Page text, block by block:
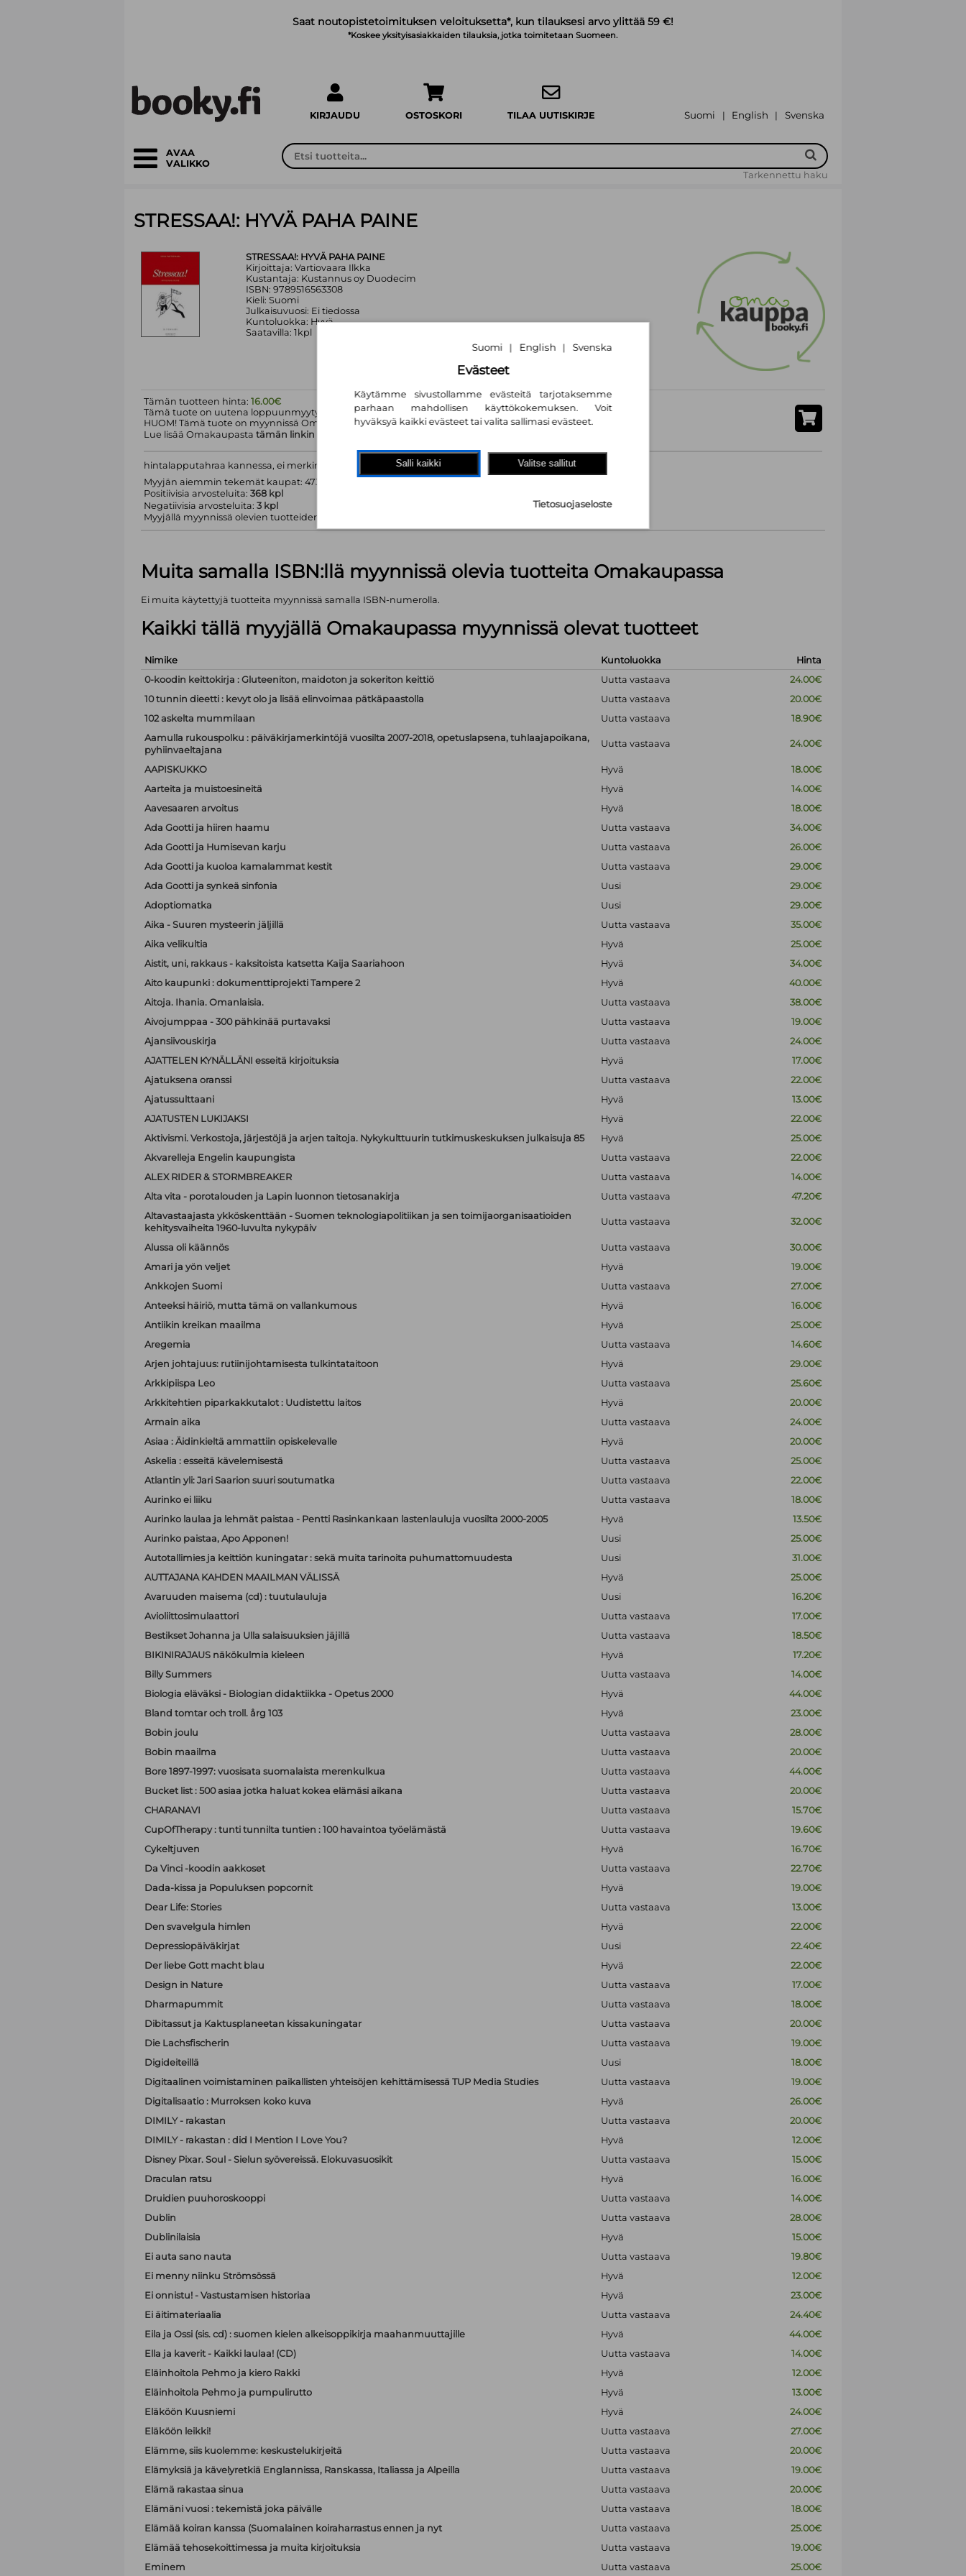
Saat noutopistetoimituksen veloituksetta*, kun tilauksesi arvo ylittää 59 €!
*Koskee yksityisasiakkaiden tilauksia, jotka toimitetaan Suomeen.
KIRJAUDU OSTOSKORI TILAA UUTISKIRJE Suomi | English | Svenska
AVAA
VALIKKO
Tarkennettu haku
STRESSAA!: HYVÄ PAHA PAINE
STRESSAA!: HYVÄ PAHA PAINE
Kirjoittaja: Vartiovaara Ilkka
Kustantaja: Kustannus oy Duodecim
ISBN: 9789516563308
Kieli: Suomi
Julkaisuvuosi: Ei tiedossa
Kuntoluokka: Hyvä
Saatavilla: 1kpl
Tämän tuotteen hinta: 16.00€
Tämä tuote on uutena loppuunmyyty.
HUOM! Tämä tuote on myynnissä Omakaupassa
Lue lisää Omakaupasta tämän linkin
hintalapputahraa kannessa, ei merkintöjä
Myyjän aiemmin tekemät kaupat: 473 kpl
Positiivisia arvosteluita: 368 kpl
Negatiivisia arvosteluita: 3 kpl
Myyjällä myynnissä olevien tuotteiden määrä (kts. alla): 923 kpl
Muita samalla ISBN:llä myynnissä olevia tuotteita Omakaupassa
Ei muita käytettyjä tuotteita myynnissä samalla ISBN-numerolla.
Kaikki tällä myyjällä Omakaupassa myynnissä olevat tuotteet
Nimike Kuntoluokka
Hinta
0-koodin keittokirja : Gluteeniton, maidoton ja sokeriton keittiö
Uutta vastaava
24.00€
10 tunnin dieetti : kevyt olo ja lisää elinvoimaa pätkäpaastolla
Uutta vastaava
20.00€
102 askelta mummilaan
Uutta vastaava
18.90€
Aamulla rukouspolku : päiväkirjamerkintöjä vuosilta 2007-2018, opetuslapsena, tuhlaajapoikana,
pyhiinvaeltajana
Uutta vastaava 24.00€
AAPISKUKKO Hyvä
18.00€
Aarteita ja muistoesineitä
Hyvä
14.00€
Aavesaaren arvoitus
Hyvä
18.00€
Ada Gootti ja hiiren haamu
Uutta vastaava
34.00€
Ada Gootti ja Humisevan karju
Uutta vastaava
26.00€
Ada Gootti ja kuoloa kamalammat kestit
Uutta vastaava
29.00€
Ada Gootti ja synkeä sinfonia
Uusi
29.00€
Adoptiomatka
Uusi
29.00€
Aika - Suuren mysteerin jäljillä
Uutta vastaava
35.00€
Aika velikultia
Hyvä
25.00€
Aistit, uni, rakkaus - kaksitoista katsetta Kaija Saariahoon
Hyvä
34.00€
Aito kaupunki : dokumenttiprojekti Tampere 2
Hyvä
40.00€
Aitoja. Ihania. Omanlaisia.
Uutta vastaava
38.00€
Aivojumppaa - 300 pähkinää purtavaksi
Uutta vastaava
19.00€
Ajansiivouskirja
Uutta vastaava
24.00€
AJATTELEN KYNÄLLÄNI esseitä kirjoituksia
Hyvä
17.00€
Ajatuksena oranssi
Uutta vastaava
22.00€
Ajatussulttaani
Hyvä
13.00€
AJATUSTEN LUKIJAKSI
Hyvä
22.00€
Aktivismi. Verkostoja, järjestöjä ja arjen taitoja. Nykykulttuurin tutkimuskeskuksen julkaisuja 85
Hyvä
25.00€
Akvarelleja Engelin kaupungista
Uutta vastaava
22.00€
ALEX RIDER & STORMBREAKER
Uutta vastaava
14.00€
Alta vita - porotalouden ja Lapin luonnon tietosanakirja
Uutta vastaava
47.20€
Altavastaajasta ykköskenttään - Suomen teknologiapolitiikan ja sen toimijaorganisaatioiden
kehitysvaiheita 1960-luvulta nykypäiv
Uutta vastaava 32.00€
Alussa oli käännös Uutta vastaava
30.00€
Amari ja yön veljet
Hyvä
19.00€
Ankkojen Suomi
Uutta vastaava
27.00€
Anteeksi häiriö, mutta tämä on vallankumous
Hyvä
16.00€
Antiikin kreikan maailma
Hyvä
25.00€
Aregemia
Uutta vastaava
14.60€
Arjen johtajuus: rutiinijohtamisesta tulkintataitoon
Hyvä
29.00€
Arkkipiispa Leo
Uutta vastaava
25.60€
Arkkitehtien piparkakkutalot : Uudistettu laitos
Hyvä
20.00€
Armain aika
Uutta vastaava
24.00€
Asiaa : Äidinkieltä ammattiin opiskelevalle
Hyvä
20.00€
Askelia : esseitä kävelemisestä
Uutta vastaava
25.00€
Atlantin yli: Jari Saarion suuri soutumatka
Uutta vastaava
22.00€
Aurinko ei liiku
Uutta vastaava
18.00€
Aurinko laulaa ja lehmät paistaa - Pentti Rasinkankaan lastenlauluja vuosilta 2000-2005
Hyvä
13.50€
Aurinko paistaa, Apo Apponen!
Uusi
25.00€
Autotallimies ja keittiön kuningatar : sekä muita tarinoita puhumattomuudesta
Uusi
31.00€
AUTTAJANA KAHDEN MAAILMAN VÄLISSÄ
Hyvä
25.00€
Avaruuden maisema (cd) : tuutulauluja
Uusi
16.20€
Avioliittosimulaattori
Uutta vastaava
17.00€
Bestikset Johanna ja Ulla salaisuuksien jäjillä
Uutta vastaava
18.50€
BIKINIRAJAUS näkökulmia kieleen
Hyvä
17.20€
Billy Summers
Uutta vastaava
14.00€
Biologia eläväksi - Biologian didaktiikka - Opetus 2000
Hyvä
44.00€
Bland tomtar och troll. årg 103
Hyvä
23.00€
Bobin joulu
Uutta vastaava
28.00€
Bobin maailma
Uutta vastaava
20.00€
Bore 1897-1997: vuosisata suomalaista merenkulkua
Uutta vastaava
44.00€
Bucket list : 500 asiaa jotka haluat kokea elämäsi aikana
Uutta vastaava
20.00€
CHARANAVI
Uutta vastaava
15.70€
CupOfTherapy : tunti tunnilta tuntien : 100 havaintoa työelämästä
Uutta vastaava
19.60€
Cykeltjuven
Hyvä
16.70€
Da Vinci -koodin aakkoset
Uutta vastaava
22.70€
Dada-kissa ja Populuksen popcornit
Hyvä
19.00€
Dear Life: Stories
Uutta vastaava
13.00€
Den svavelgula himlen
Hyvä
22.00€
Depressiopäiväkirjat
Uusi
22.40€
Der liebe Gott macht blau
Hyvä
22.00€
Design in Nature
Uutta vastaava
17.00€
Dharmapummit
Uutta vastaava
18.00€
Dibitassut ja Kaktusplaneetan kissakuningatar
Uutta vastaava
20.00€
Die Lachsfischerin
Uutta vastaava
19.00€
Digideiteillä
Uusi
18.00€
Digitaalinen voimistaminen paikallisten yhteisöjen kehittämisessä TUP Media Studies
Uutta vastaava
19.00€
Digitalisaatio : Murroksen koko kuva
Hyvä
26.00€
DIMILY - rakastan
Uutta vastaava
20.00€
DIMILY - rakastan : did I Mention I Love You?
Hyvä
12.00€
Disney Pixar. Soul - Sielun syövereissä. Elokuvasuosikit
Uutta vastaava
15.00€
Draculan ratsu
Hyvä
16.00€
Druidien puuhoroskooppi
Uutta vastaava
14.00€
Dublin
Uutta vastaava
28.00€
Dublinilaisia
Hyvä
15.00€
Ei auta sano nauta
Uutta vastaava
19.80€
Ei menny niinku Strömsössä
Hyvä
12.00€
Ei onnistu! - Vastustamisen historiaa
Hyvä
23.00€
Ei äitimateriaalia
Uutta vastaava
24.40€
Eila ja Ossi (sis. cd) : suomen kielen alkeisoppikirja maahanmuuttajille
Hyvä
44.00€
Ella ja kaverit - Kaikki laulaa! (CD)
Uutta vastaava
14.00€
Eläinhoitola Pehmo ja kiero Rakki
Hyvä
12.00€
Eläinhoitola Pehmo ja pumpulirutto
Hyvä
13.00€
Eläköön Kuusniemi
Hyvä
24.00€
Eläköön leikki!
Uutta vastaava
27.00€
Elämme, siis kuolemme: keskustelukirjeitä
Uutta vastaava
20.00€
Elämyksiä ja kävelyretkiä Englannissa, Ranskassa, Italiassa ja Alpeilla
Uutta vastaava
19.00€
Elämä rakastaa sinua
Uutta vastaava
20.00€
Elämäni vuosi : tekemistä joka päivälle
Uutta vastaava
18.00€
Elämää koiran kanssa (Suomalainen koiraharrastus ennen ja nyt
Uutta vastaava
25.00€
Elämää tehosekoittimessa ja muita kirjoituksia
Uutta vastaava
19.00€
Eminem
Uutta vastaava 25.00€
Suomi | English | Svenska
Evästeet
Käytämme sivustollamme evästeitä tarjotaksemme
parhaan mahdollisen käyttökokemuksen. Voit
hyväksyä kaikki evästeet tai valita sallimasi evästeet.
Salli kaikki Valitse sallitut
Tietosuojaseloste